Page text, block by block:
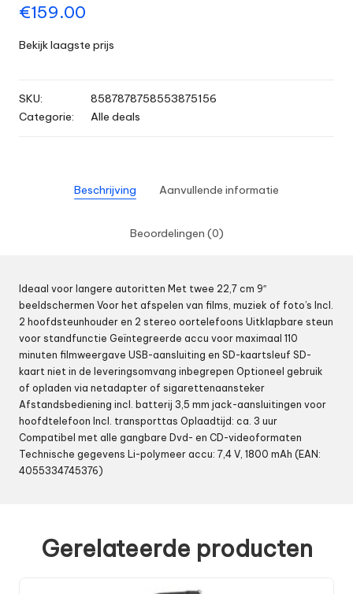
€159.00
Bekijk laagste prijs
SKU:
8587878758553875156
Categorie:
Alle deals
Beschrijving Aanvullende informatie
Beoordelingen (0)
Ideaal voor langere autoritten Met twee 22,7 cm 9″
beeldschermen Voor het afspelen van films, muziek of foto’s Incl.
2 hoofdsteunhouder en 2 stereo oortelefoons Uitklapbare steun
voor standfunctie Geïntegreerde accu voor maximaal 110
minuten filmweergave USB-aansluiting en SD-kaartsleuf SD-
kaart niet in de leveringsomvang inbegrepen Optioneel gebruik
of opladen via netadapter of sigarettenaansteker
Afstandsbediening incl. batterij 3,5 mm jack-aansluitingen voor
hoofdtelefoon Incl. transporttas Oplaadtijd: ca. 3 uur
Compatibel met alle gangbare Dvd- en CD-videoformaten
Technische gegevens Li-polymeer accu: 7,4 V, 1800 mAh (EAN:
4055334745376)
Gerelateerde producten